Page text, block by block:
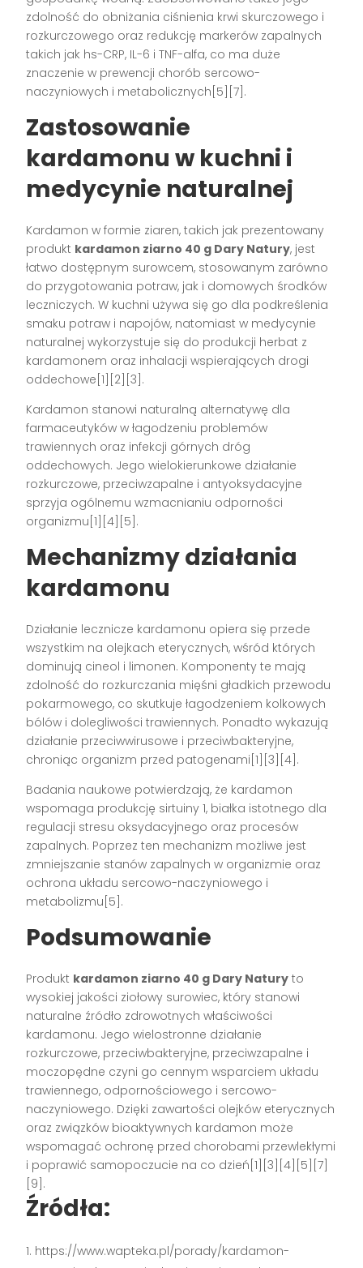
zdolność do obniżania ciśnienia krwi skurczowego i
rozkurczowego oraz redukcję markerów zapalnych
takich jak hs-CRP, IL-6 i TNF-alfa, co ma duże
znaczenie w prewencji chorób sercowo-
naczyniowych i metabolicznych[5][7].
Zastosowanie
kardamonu w kuchni i
medycynie naturalnej
Kardamon w formie ziaren, takich jak prezentowany
produkt kardamon ziarno 40 g Dary Natury, jest
łatwo dostępnym surowcem, stosowanym zarówno
do przygotowania potraw, jak i domowych środków
leczniczych. W kuchni używa się go dla podkreślenia
smaku potraw i napojów, natomiast w medycynie
naturalnej wykorzystuje się do produkcji herbat z
kardamonem oraz inhalacji wspierających drogi
oddechowe[1][2][3].
Kardamon stanowi naturalną alternatywę dla
farmaceutyków w łagodzeniu problemów
trawiennych oraz infekcji górnych dróg
oddechowych. Jego wielokierunkowe działanie
rozkurczowe, przeciwzapalne i antyoksydacyjne
sprzyja ogólnemu wzmacnianiu odporności
organizmu[1][4][5].
Mechanizmy działania
kardamonu
Działanie lecznicze kardamonu opiera się przede
wszystkim na olejkach eterycznych, wśród których
dominują cineol i limonen. Komponenty te mają
zdolność do rozkurczania mięśni gładkich przewodu
pokarmowego, co skutkuje łagodzeniem kolkowych
bólów i dolegliwości trawiennych. Ponadto wykazują
działanie przeciwwirusowe i przeciwbakteryjne,
chroniąc organizm przed patogenami[1][3][4].
Badania naukowe potwierdzają, że kardamon
wspomaga produkcję sirtuiny 1, białka istotnego dla
regulacji stresu oksydacyjnego oraz procesów
zapalnych. Poprzez ten mechanizm możliwe jest
zmniejszanie stanów zapalnych w organizmie oraz
ochrona układu sercowo-naczyniowego i
metabolizmu[5].
Podsumowanie
Produkt kardamon ziarno 40 g Dary Natury to
wysokiej jakości ziołowy surowiec, który stanowi
naturalne źródło zdrowotnych właściwości
kardamonu. Jego wielostronne działanie
rozkurczowe, przeciwbakteryjne, przeciwzapalne i
moczopędne czyni go cennym wsparciem układu
trawiennego, odpornościowego i sercowo-
naczyniowego. Dzięki zawartości olejków eterycznych
oraz związków bioaktywnych kardamon może
wspomagać ochronę przed chorobami przewlekłymi
i poprawić samopoczucie na co dzień[1][3][4][5][7]
[9].
Źródła:
https://www.wapteka.pl/porady/kardamon-